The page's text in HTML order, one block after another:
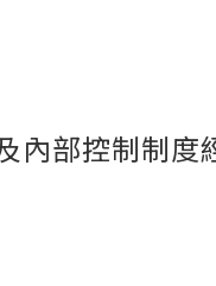
部控制制度